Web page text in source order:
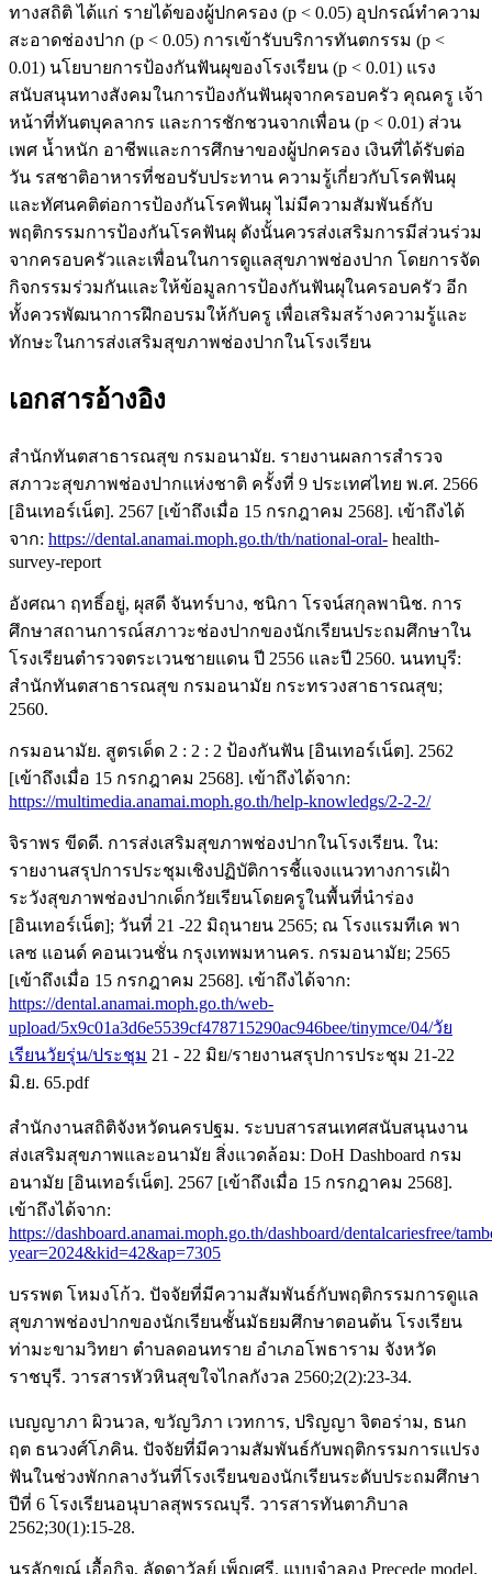
ทางสถิติ ได้แก่ รายได้ของผู้ปกครอง (p < 0.05) อุปกรณ์ทำความ
สะอาดช่องปาก (p < 0.05) การเข้ารับบริการทันตกรรม (p <
0.01) นโยบายการป้องกันฟันผุของโรงเรียน (p < 0.01) แรง
สนับสนุนทางสังคมในการป้องกันฟันผุจากครอบครัว คุณครู เจ้า
หน้าที่ทันตบุคลากร และการชักชวนจากเพื่อน (p < 0.01) ส่วน
เพศ น้ำหนัก อาชีพและการศึกษาของผู้ปกครอง เงินที่ได้รับต่อ
วัน รสชาติอาหารที่ชอบรับประทาน ความรู้เกี่ยวกับโรคฟันผุ
และทัศนคติต่อการป้องกันโรคฟันผุ ไม่มีความสัมพันธ์กับ
พฤติกรรมการป้องกันโรคฟันผุ ดังนั้นควรส่งเสริมการมีส่วนร่วม
จากครอบครัวและเพื่อนในการดูแลสุขภาพช่องปาก โดยการจัด
กิจกรรมร่วมกันและให้ข้อมูลการป้องกันฟันผุในครอบครัว อีก
ทั้งควรพัฒนาการฝึกอบรมให้กับครู เพื่อเสริมสร้างความรู้และ
ทักษะในการส่งเสริมสุขภาพช่องปากในโรงเรียน
เอกสารอ้างอิง
สำนักทันตสาธารณสุข กรมอนามัย. รายงานผลการสำรวจ
สภาวะสุขภาพช่องปากแห่งชาติ ครั้งที่ 9 ประเทศไทย พ.ศ. 2566
[อินเทอร์เน็ต]. 2567 [เข้าถึงเมื่อ 15 กรกฎาคม 2568]. เข้าถึงได้
จาก: https://dental.anamai.moph.go.th/th/national-oral- health-
survey-report
อังศณา ฤทธิ์อยู่, ผุสดี จันทร์บาง, ชนิกา โรจน์สกุลพานิช. การ
ศึกษาสถานการณ์สภาวะช่องปากของนักเรียนประถมศึกษาใน
โรงเรียนตำรวจตระเวนชายแดน ปี 2556 และปี 2560. นนทบุรี:
สำนักทันตสาธารณสุข กรมอนามัย กระทรวงสาธารณสุข;
2560.
กรมอนามัย. สูตรเด็ด 2 : 2 : 2 ป้องกันฟัน [อินเทอร์เน็ต]. 2562
[เข้าถึงเมื่อ 15 กรกฎาคม 2568]. เข้าถึงได้จาก:
https://multimedia.anamai.moph.go.th/help-knowledgs/2-2-2/
จิราพร ขีดดี. การส่งเสริมสุขภาพช่องปากในโรงเรียน. ใน:
รายงานสรุปการประชุมเชิงปฏิบัติการชี้แจงแนวทางการเฝ้า
ระวังสุขภาพช่องปากเด็กวัยเรียนโดยครูในพื้นที่นำร่อง
[อินเทอร์เน็ต]; วันที่ 21 -22 มิถุนายน 2565; ณ โรงแรมทีเค พา
เลซ แอนด์ คอนเวนชั่น กรุงเทพมหานคร. กรมอนามัย; 2565
[เข้าถึงเมื่อ 15 กรกฎาคม 2568]. เข้าถึงได้จาก:
https://dental.anamai.moph.go.th/web-
upload/5x9c01a3d6e5539cf478715290ac946bee/tinymce/04/วัย
เรียนวัยรุ่น/ประชุม 21 - 22 มิย/รายงานสรุปการประชุม 21-22
มิ.ย. 65.pdf
สำนักงานสถิติจังหวัดนครปฐม. ระบบสารสนเทศสนับสนุนงาน
ส่งเสริมสุขภาพและอนามัย สิ่งแวดล้อม: DoH Dashboard กรม
อนามัย [อินเทอร์เน็ต]. 2567 [เข้าถึงเมื่อ 15 กรกฎาคม 2568].
เข้าถึงได้จาก:
https://dashboard.anamai.moph.go.th/dashboard/dentalcariesfree/
year=2024&kid=42&ap=7305
บรรพต โหมงโก้ว. ปัจจัยที่มีความสัมพันธ์กับพฤติกรรมการดูแล
สุขภาพช่องปากของนักเรียนชั้นมัธยมศึกษาตอนต้น โรงเรียน
ท่ามะขามวิทยา ตำบลดอนทราย อำเภอโพธาราม จังหวัด
ราชบุรี. วารสารหัวหินสุขใจไกลกังวล 2560;2(2):23-34.
เบญญาภา ผิวนวล, ขวัญวิภา เวทการ, ปริญญา จิตอร่าม, ธนก
ฤต ธนวงศ์โภคิน. ปัจจัยที่มีความสัมพันธ์กับพฤติกรรมการแปรง
ฟันในช่วงพักกลางวันที่โรงเรียนของนักเรียนระดับประถมศึกษา
ปีที่ 6 โรงเรียนอนุบาลสุพรรณบุรี. วารสารทันตาภิบาล
2562;30(1):15-28.
นรลักขณ์ เอื้อกิจ, ลัดดาวัลย์ เพ็ญศรี. แบบจำลอง Precede model.